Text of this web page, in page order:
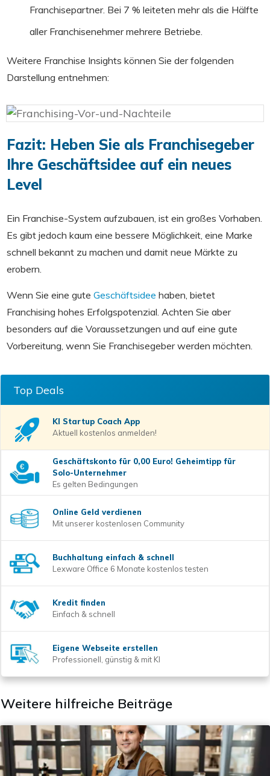
Franchisepartner. Bei 7 % leiteten mehr als die Hälfte
aller Franchisenehmer mehrere Betriebe.
Weitere Franchise Insights können Sie der folgenden
Darstellung entnehmen:
Fazit: Heben Sie als Franchisegeber
Ihre Geschäftsidee auf ein neues
Level
Ein Franchise-System aufzubauen, ist ein großes Vorhaben.
Es gibt jedoch kaum eine bessere Möglichkeit, eine Marke
schnell bekannt zu machen und damit neue Märkte zu
erobern.
Wenn Sie eine gute Geschäftsidee haben, bietet
Franchising hohes Erfolgspotenzial. Achten Sie aber
besonders auf die Voraussetzungen und auf eine gute
Vorbereitung, wenn Sie Franchisegeber werden möchten.
Top Deals
KI Startup Coach App
Aktuell kostenlos anmelden!
Geschäftskonto für 0,00 Euro! Geheimtipp für
Solo-Unternehmer
Es gelten Bedingungen
Online Geld verdienen
Mit unserer kostenlosen Community
Buchhaltung einfach & schnell
Lexware Office 6 Monate kostenlos testen
Kredit finden
Einfach & schnell
Eigene Webseite erstellen
Professionell, günstig & mit KI
Weitere hilfreiche Beiträge